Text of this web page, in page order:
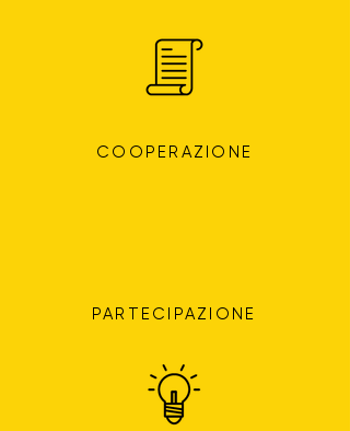
COOPERAZIONE
PARTECIPAZIONE